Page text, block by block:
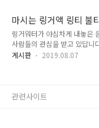
마시는 링거액 링티 불
링거워터가 야심차게 내놓은
사람들의 관심을 받고 있답니
사 출신의 특전사 군의관 3명
게시판 2019.08.07
관련사이트